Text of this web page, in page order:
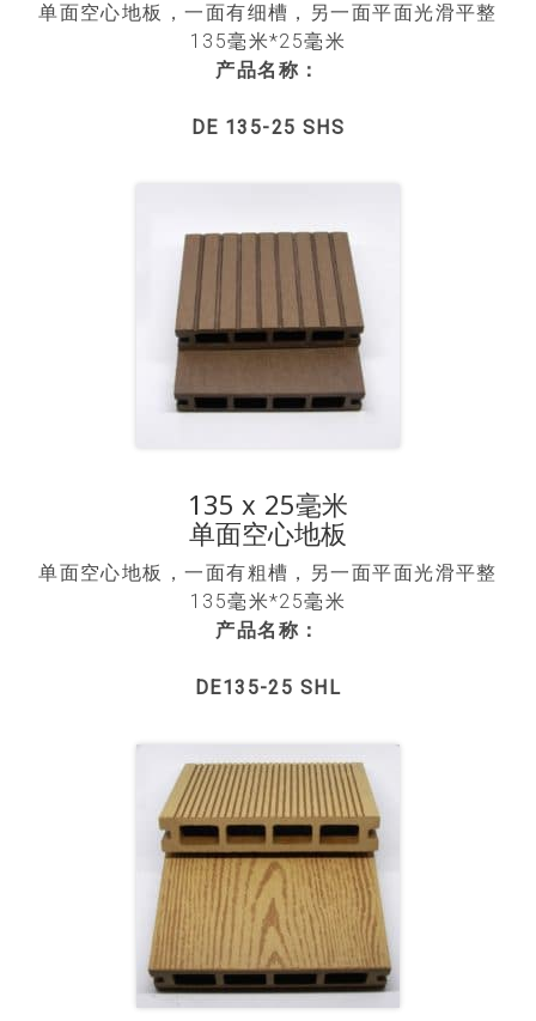
单面空心地板，一面有细槽，另一面平面光滑平整
135毫米*25毫米
产品名称：
DE 135-25 SHS
135 x 25毫米
单面空心地板
单面空心地板，一面有粗槽，另一面平面光滑平整
135毫米*25毫米
产品名称：
DE135-25 SHL